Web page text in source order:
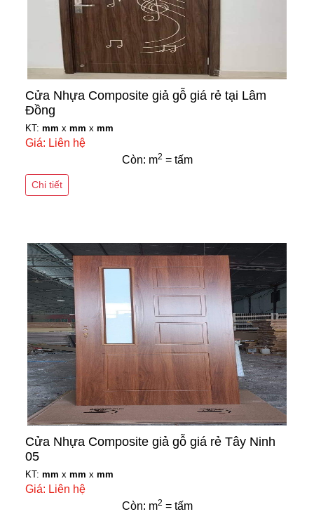
Cửa Nhựa Composite giả gỗ giá rẻ tại Lâm
Đồng
KT: mm x mm x mm
Giá: Liên hệ
Còn: m2 = tấm
Chi tiết
Cửa Nhựa Composite giả gỗ giá rẻ Tây Ninh
05
KT: mm x mm x mm
Giá: Liên hệ
Còn: m2 = tấm